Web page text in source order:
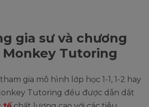
gia sư và chương
Tutoring
gia mô hình lớp học 1-1, 1-2 hay
Tutoring đều được dẫn dắt